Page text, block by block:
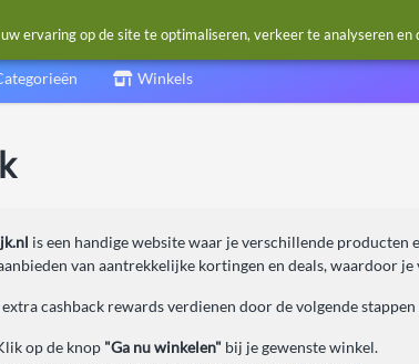
Winkels
is een handige website waar je verschillende
van aantrekkelijke kortingen en deals, waardoor
extra cashback rewards verdienen door de volgende
op de knop "Ga nu winkelen" bij je gewenste winkel.
ervaring op de site te optimaliseren, verkeer te analyseren